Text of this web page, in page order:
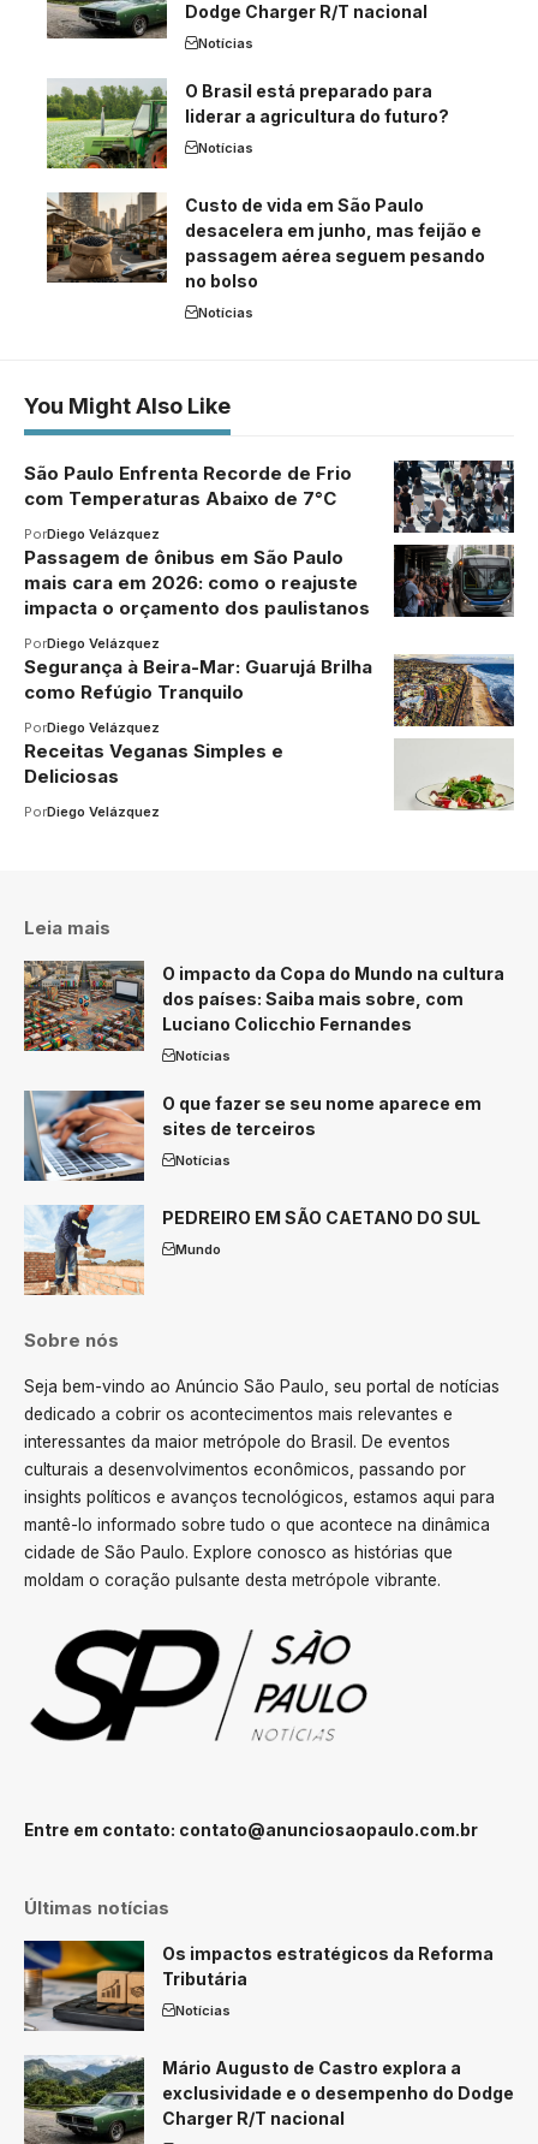
Dodge Charger R/T nacional
Notícias
O Brasil está preparado para
liderar a agricultura do futuro?
Notícias
Custo de vida em São Paulo
desacelera em junho, mas feijão e
passagem aérea seguem pesando
no bolso
Notícias
You Might Also Like
São Paulo Enfrenta Recorde de Frio
com Temperaturas Abaixo de 7°C
PorDiego Velázquez
Passagem de ônibus em São Paulo
mais cara em 2026: como o reajuste
impacta o orçamento dos paulistanos
PorDiego Velázquez
Segurança à Beira-Mar: Guarujá Brilha
como Refúgio Tranquilo
PorDiego Velázquez
Receitas Veganas Simples e
Deliciosas
PorDiego Velázquez
Leia mais
O impacto da Copa do Mundo na cultura
dos países: Saiba mais sobre, com
Luciano Colicchio Fernandes
Notícias
O que fazer se seu nome aparece em
sites de terceiros
Notícias
PEDREIRO EM SÃO CAETANO DO SUL
Mundo
Sobre nós
Seja bem-vindo ao Anúncio São Paulo, seu portal de notícias
dedicado a cobrir os acontecimentos mais relevantes e
interessantes da maior metrópole do Brasil. De eventos
culturais a desenvolvimentos econômicos, passando por
insights políticos e avanços tecnológicos, estamos aqui para
mantê-lo informado sobre tudo o que acontece na dinâmica
cidade de São Paulo. Explore conosco as histórias que
moldam o coração pulsante desta metrópole vibrante.
Entre em contato: contato@anunciosaopaulo.com.br
Últimas notícias
Os impactos estratégicos da Reforma
Tributária
Notícias
Mário Augusto de Castro explora a
exclusividade e o desempenho do Dodge
Charger R/T nacional